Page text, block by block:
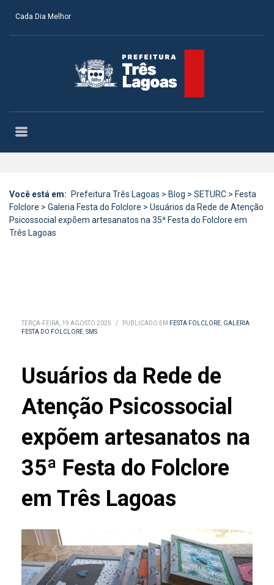
Cada Dia Melhor
Você está em: Prefeitura Três Lagoas > Blog > SETURC > Festa
Folclore > Galeria Festa do Folclore > Usuários da Rede de Atenção
Psicossocial expõem artesanatos na 35ª Festa do Folclore em
Três Lagoas
TERÇA-FEIRA, 19 AGOSTO 2025 / PUBLICADO EM FESTA FOLCLORE, GALERIA
FESTA DO FOLCLORE,SMS
Usuários da Rede de
Atenção Psicossocial
expõem artesanatos na
35ª Festa do Folclore
em Três Lagoas